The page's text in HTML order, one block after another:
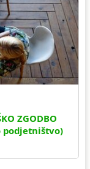
ZGODBO
podjetništvo)